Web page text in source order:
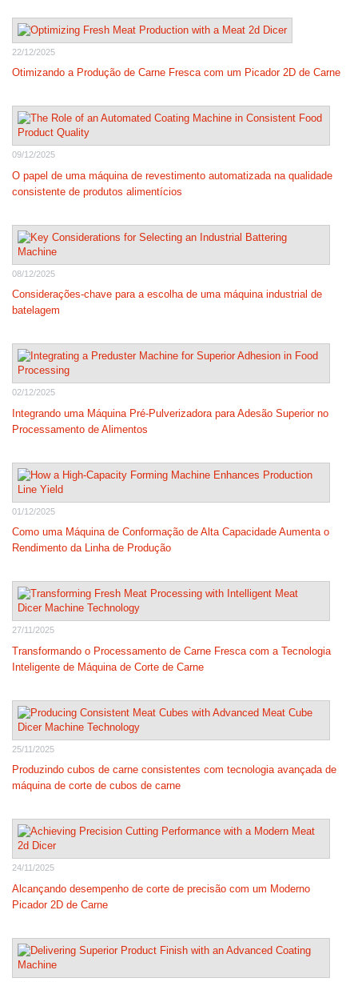
22/12/2025
Otimizando a Produção de Carne Fresca com um Picador 2D de Carne
09/12/2025
O papel de uma máquina de revestimento automatizada na qualidade
consistente de produtos alimentícios
08/12/2025
Considerações-chave para a escolha de uma máquina industrial de
batelagem
02/12/2025
Integrando uma Máquina Pré-Pulverizadora para Adesão Superior no
Processamento de Alimentos
01/12/2025
Como uma Máquina de Conformação de Alta Capacidade Aumenta o
Rendimento da Linha de Produção
27/11/2025
Transformando o Processamento de Carne Fresca com a Tecnologia
Inteligente de Máquina de Corte de Carne
25/11/2025
Produzindo cubos de carne consistentes com tecnologia avançada de
máquina de corte de cubos de carne
24/11/2025
Alcançando desempenho de corte de precisão com um Moderno
Picador 2D de Carne